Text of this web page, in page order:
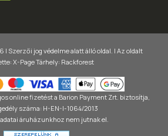
| Szerzői jog védelme alatt álló oldal. | Az oldalt
X-PageTárhely: Rackforest
online fizetést a Barion Payment Zrt. biztosítja,
száma: H-EN-I-1064/2013
áruházunkhoz nem jutnak el.